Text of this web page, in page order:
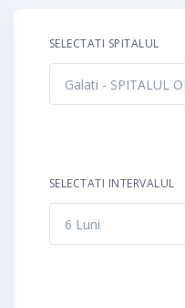
SELECTATI SPITALUL
SELECTATI INTERVALUL